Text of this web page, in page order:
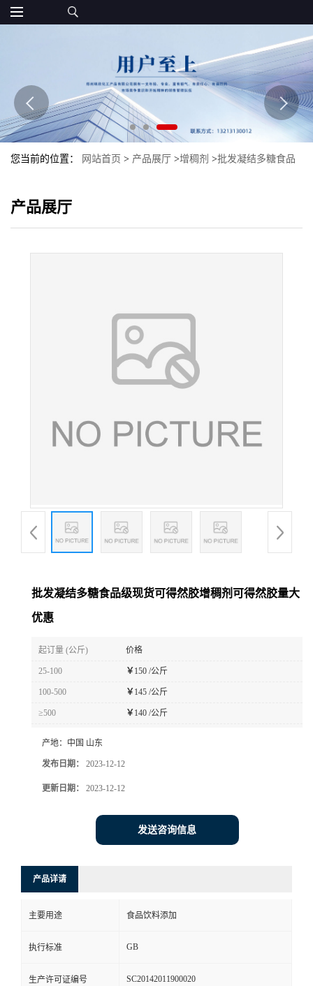
您当前的位置： 网站首页 > 产品展厅 >增稠剂 >批发凝结多糖食品
产品展厅
批发凝结多糖食品级现货可得然胶增稠剂可得然胶量大
优惠
起订量 (公斤) 价格
25-100 ￥ 150 /公斤
100-500 ￥ 145 /公斤
≥500 ￥ 140 /公斤
产地： 中国 山东
发布日期： 2023-12-12
更新日期： 2023-12-12
发送咨询信息
产品详请
主要用途 食品饮料添加
执行标准 GB
生产许可证编号 SC20142011900020